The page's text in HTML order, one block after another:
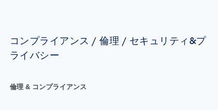
コンプライアンス / 倫理 / セキュリティ&プ
ライバシー
倫理 & コンプライアンス